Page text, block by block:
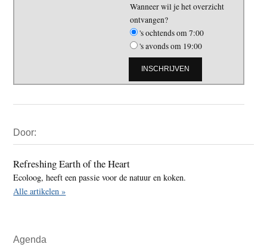
Wanneer wil je het overzicht
ontvangen?
's ochtends om 7:00
's avonds om 19:00
Sidebar
Door:
Refreshing Earth of the Heart
Ecoloog, heeft een passie voor de natuur en koken.
Alle artikelen »
Agenda